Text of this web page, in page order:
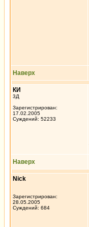
Наверх
КИ
3Д
Зарегистрирован:
17.02.2005
Суждений: 52233
Наверх
Nick
Зарегистрирован:
28.05.2005
Суждений: 684